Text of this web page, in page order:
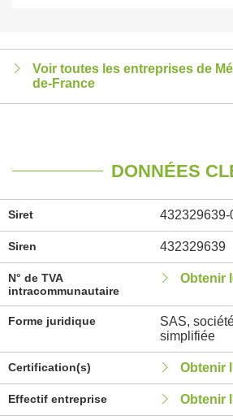
Voir toutes les entreprises de
de-France
DONNÉES
Siret 432329639-
Siren 432329639
N° de TVA
intracommunautaire
Obtenir
Forme juridique
SAS,
simplifiée
Certification(s) Obtenir
Effectif entreprise Obtenir